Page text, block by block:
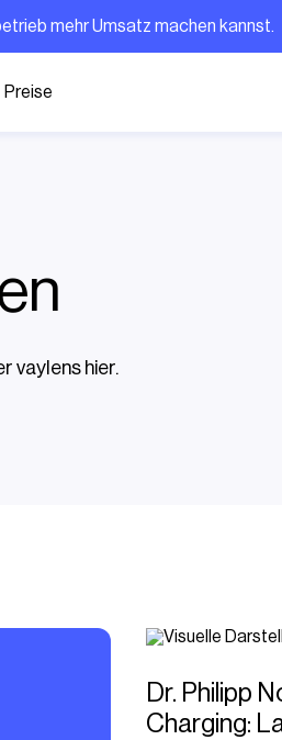
mehr Umsatz machen
Preise
vaylens hier.
Dr. Philipp
Charging: